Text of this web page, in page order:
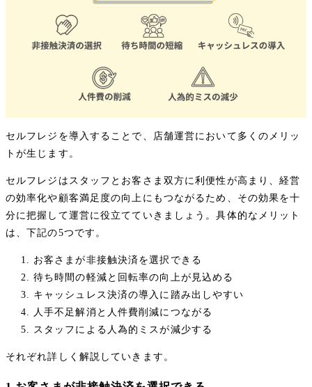
セルフレジを導入することで、店舗運営において多くのメリッ
トが生じます。
セルフレジはスタッフとお客さま双方に利便性が高まり、経営
の効率化や顧客満足度の向上にもつながるため、その効果を十
分に把握して運営に役立てていきましょう。具体的なメリット
は、下記の5つです。
お客さまが非接触決済を選択できる
待ち時間の軽減と回転率の向上が見込める
キャッシュレス決済の導入に踏み出しやすい
人手不足解消と人件費削減につながる
スタッフによる人為的ミスが減少する
それぞれ詳しく解説していきます。